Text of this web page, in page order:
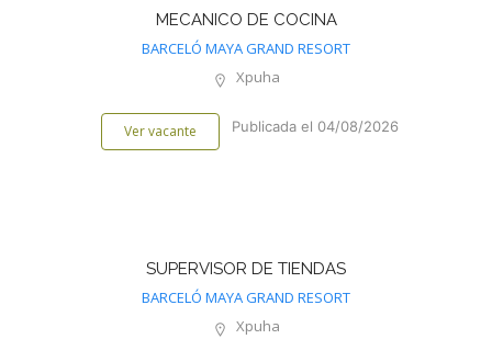
MECANICO DE COCINA
BARCELÓ MAYA GRAND RESORT
Xpuha
Ver vacante Publicada el 04/08/2026
SUPERVISOR DE TIENDAS
BARCELÓ MAYA GRAND RESORT
Xpuha